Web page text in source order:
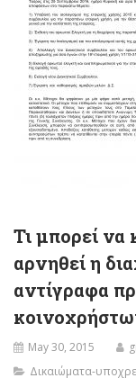
Τι μπορεί να
αρνηθεί η
αντίγραφα
May 30, 2015
Δικαιώματα-